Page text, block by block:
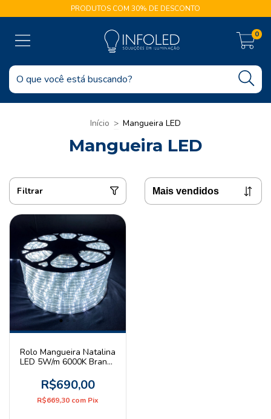
PRODUTOS COM 30% DE DESCONTO
0
Início > Mangueira LED
Mangueira LED
Filtrar
Rolo Mangueira Natalina
LED 5W/m 6000K Branco
127V
R$690,00
R$669,30 com Pix